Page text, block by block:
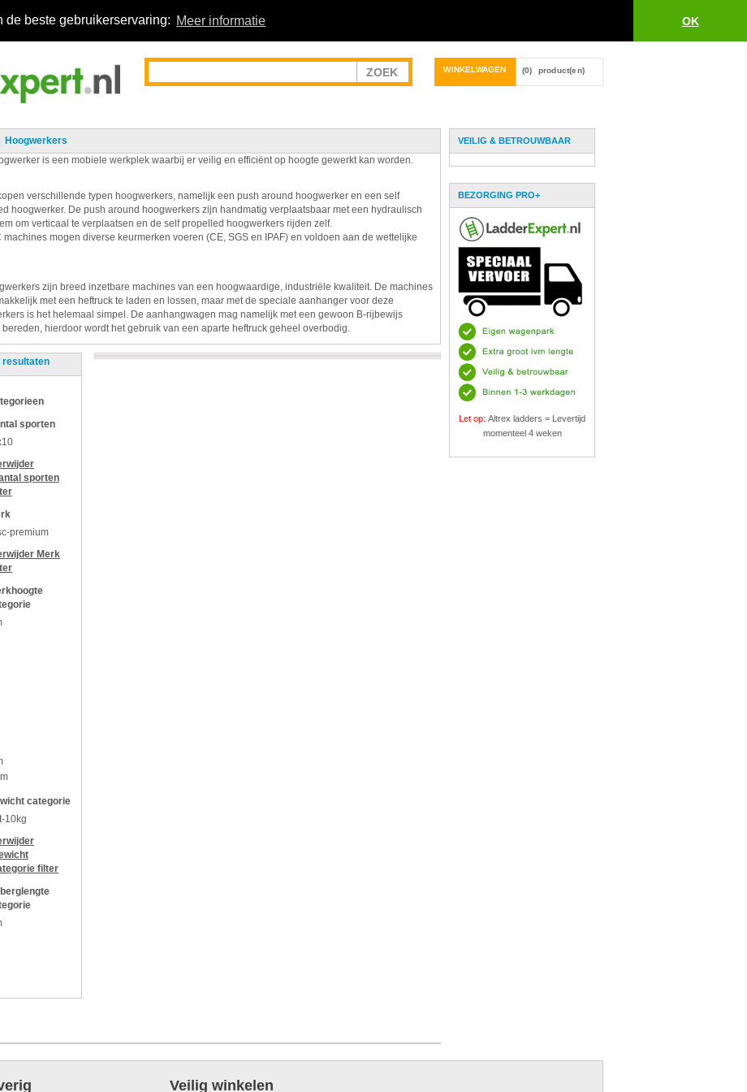
de beste gebruikerservaring: Meer informatie OK
WINKELWAGEN (0) product(en)
Hoogwerkers
is een mobiele werkplek waarbij er veilig en efficiënt op hoogte gewerkt kan worden.
verschillende typen hoogwerkers, namelijk een push around hoogwerker en een self
hoogwerker. De push around hoogwerkers zijn handmatig verplaatsbaar met een hydraulisch
om verticaal te verplaatsen en de self propelled hoogwerkers rijden zelf.
machines mogen diverse keurmerken voeren (CE, SGS en IPAF) en voldoen aan de wettelijke
zijn breed inzetbare machines van een hoogwaardige, industriële kwaliteit. De machines
met een heftruck te laden en lossen, maar met de speciale aanhanger voor deze
is het helemaal simpel. De aanhangwagen mag namelijk met een gewoon B-rijbewijs
hierdoor wordt het gebruik van een aparte heftruck geheel overbodig.
resultaten
sporten
sporten
premium
Merk
categorie
10kg
filter
VEILIG & BETROUWBAAR
BEZORGING PRO+
Let op: Altrex ladders = Levertijd
momenteel 4 weken
Veilig winkelen